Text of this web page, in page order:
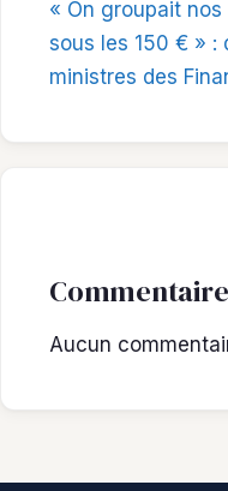
« On groupait
sous les 150 € » :
ministres des
Aucun